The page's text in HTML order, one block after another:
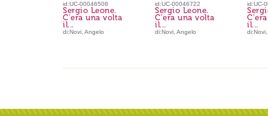
id:UC-00046508
Sergio Leone.
C'era una volta
il...
di:Novi, Angelo
id:UC-00046722
Sergio Leone.
C'era una volta
il...
di:Novi, Angelo
id:UC-
il...